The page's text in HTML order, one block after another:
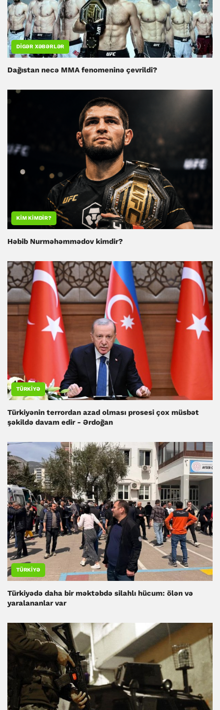
DIGƏR XƏBƏRLƏR
Dağıstan necə MMA fenomeninə çevrildi?
KIM KIMDIR?
Həbib Nurməhəmmədov kimdir?
TÜRKIYƏ
Türkiyənin terrordan azad olması prosesi çox müsbət
şəkildə davam edir - Ərdoğan
TÜRKIYƏ
Türkiyədə daha bir məktəbdə silahlı hücum: ölən və
yaralananlar var